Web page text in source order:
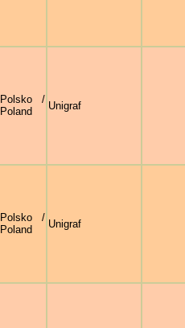
Polsko /
Poland
Unigraf
Polsko /
Poland
Unigraf